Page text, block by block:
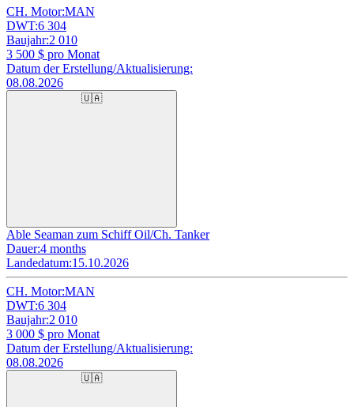
CH. Motor:MAN
DWT:6 304
Baujahr:2 010
3 500 $ pro Monat
Datum der Erstellung/Aktualisierung:
08.08.2026
🇺🇦
Able Seaman zum Schiff Oil/Ch. Tanker
Dauer:4 months
Landedatum:15.10.2026
CH. Motor:MAN
DWT:6 304
Baujahr:2 010
3 000 $ pro Monat
Datum der Erstellung/Aktualisierung:
08.08.2026
🇺🇦